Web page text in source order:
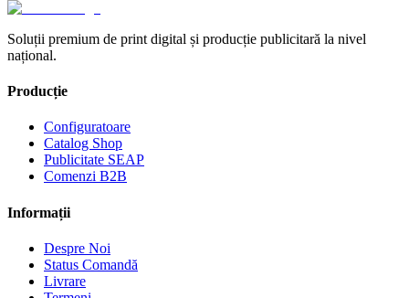
Soluții premium de print digital și producție publicitară la nivel
național.
Producție
Configuratoare
Catalog Shop
Publicitate SEAP
Comenzi B2B
Informații
Despre Noi
Status Comandă
Livrare